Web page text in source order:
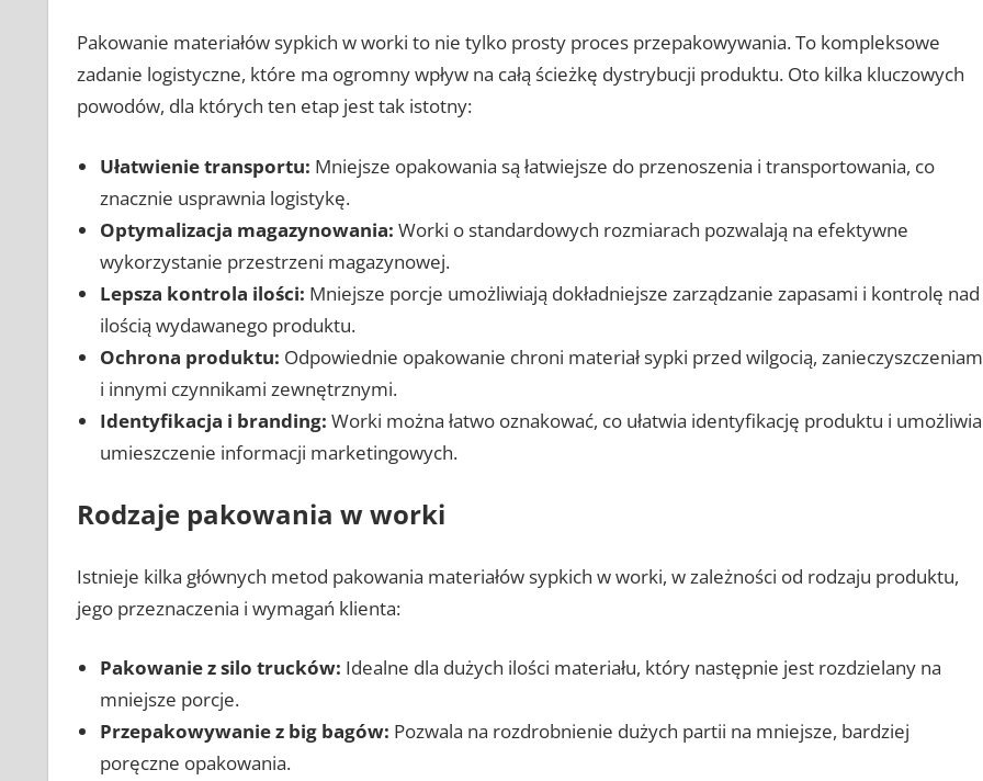
Pakowanie materiałów sypkich w worki to nie tylko prosty proces przepakowywania. To kompleksowe
zadanie logistyczne, które ma ogromny wpływ na całą ścieżkę dystrybucji produktu. Oto kilka kluczowych
powodów, dla których ten etap jest tak istotny:
Ułatwienie transportu: Mniejsze opakowania są łatwiejsze do przenoszenia i transportowania, co
znacznie usprawnia logistykę.
Optymalizacja magazynowania: Worki o standardowych rozmiarach pozwalają na efektywne
wykorzystanie przestrzeni magazynowej.
Lepsza kontrola ilości: Mniejsze porcje umożliwiają dokładniejsze zarządzanie zapasami i kontrolę nad
ilością wydawanego produktu.
Ochrona produktu: Odpowiednie opakowanie chroni materiał sypki przed wilgocią,
i innymi czynnikami zewnętrznymi.
Identyfikacja i branding: Worki można łatwo oznakować, co ułatwia identyfikację produktu i umożliwia
umieszczenie informacji marketingowych.
Rodzaje pakowania w worki
Istnieje kilka głównych metod pakowania materiałów sypkich w worki, w zależności od rodzaju produktu,
jego przeznaczenia i wymagań klienta:
Pakowanie z silo trucków: Idealne dla dużych ilości materiału, który następnie jest rozdzielany na
mniejsze porcje.
Przepakowywanie z big bagów: Pozwala na rozdrobnienie dużych partii na mniejsze, bardziej
poręczne opakowania.